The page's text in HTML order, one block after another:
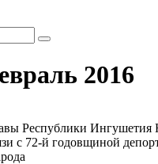
2016
Республики
с 72-й годовщиной